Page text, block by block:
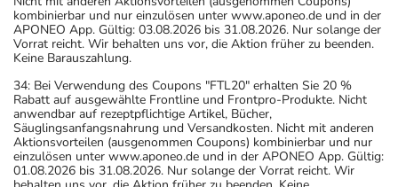
kombinierbar und nur einzulösen unter www.aponeo.de und in der
APONEO App. Gültig: 03.08.2026 bis 31.08.2026. Nur solange der
Vorrat reicht. Wir behalten uns vor, die Aktion früher zu beenden.
Keine Barauszahlung.
34: Bei Verwendung des Coupons "FTL20" erhalten Sie 20 %
Rabatt auf ausgewählte Frontline und Frontpro-Produkte. Nicht
anwendbar auf rezeptpflichtige Artikel, Bücher,
Säuglingsanfangsnahrung und Versandkosten. Nicht mit anderen
Aktionsvorteilen (ausgenommen Coupons) kombinierbar und nur
einzulösen unter www.aponeo.de und in der APONEO App. Gültig:
01.08.2026 bis 31.08.2026. Nur solange der Vorrat reicht. Wir